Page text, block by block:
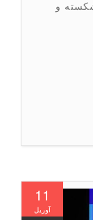
11